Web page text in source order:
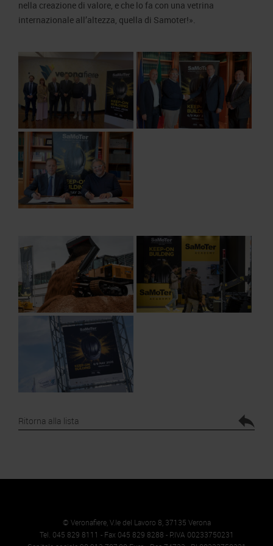
nella creazione di valore, e che lo fa con una vetrina
internazionale all’altezza, quella di Samoter!».
Ritorna alla lista
© Veronafiere, V.le del Lavoro 8, 37135 Verona
Tel. 045 829 8111 - Fax 045 829 8288 - P.IVA 00233750231